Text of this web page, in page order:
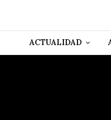
ACTUALIDAD